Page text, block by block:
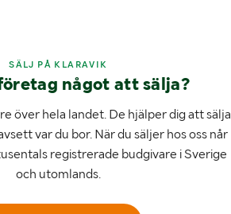
SÄLJ PÅ KLARAVIK
något att sälja?
över hela landet. De hjälper dig att sälja
var du bor. När du säljer hos oss når
registrerade budgivare i Sverige
och utomlands.